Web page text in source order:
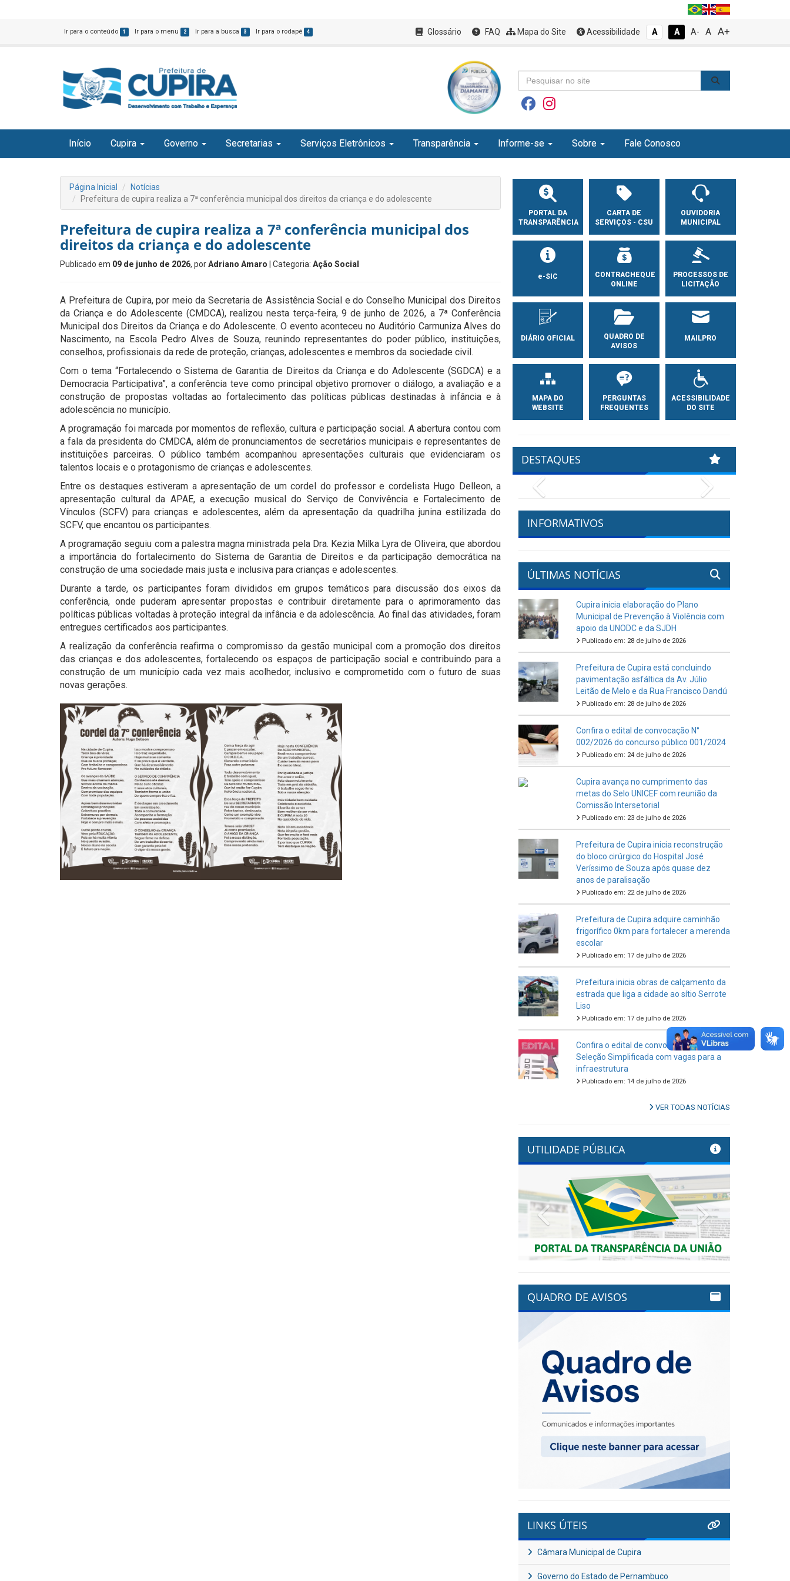
Ir para o conteúdo 1 Ir para o menu 2 Ir para a busca 3 Ir para o rodapé 4 Glossário FAQ Mapa do Site Acessibilidade A A A- A A+
Início Cupira Governo Secretarias Serviços Eletrônicos Transparência Informe-se Sobre Fale Conosco
Página Inicial
Notícias
Prefeitura de cupira realiza a 7ª conferência municipal dos direitos da criança e do adolescente
Prefeitura de cupira realiza a 7ª conferência municipal dos
direitos da criança e do adolescente
Publicado em 09 de junho de 2026, porAdriano Amaro | Categoria: Ação Social
A Prefeitura de Cupira, por meio da Secretaria de Assistência Social e do Conselho Municipal dos Direitos
da Criança e do Adolescente (CMDCA), realizou nesta terça-feira, 9 de junho de 2026, a 7ª Conferência
Municipal dos Direitos da Criança e do Adolescente. O evento aconteceu no Auditório Carmuniza Alves do
Nascimento, na Escola Pedro Alves de Souza, reunindo representantes do poder público, instituições,
conselhos, profissionais da rede de proteção, crianças, adolescentes e membros da sociedade civil.
Com o tema “Fortalecendo o Sistema de Garantia de Direitos da Criança e do Adolescente (SGDCA) e a
Democracia Participativa”, a conferência teve como principal objetivo promover o diálogo, a avaliação e a
construção de propostas voltadas ao fortalecimento das políticas públicas destinadas à infância e à
adolescência no município.
A programação foi marcada por momentos de reflexão, cultura e participação social. A abertura contou com
a fala da presidenta do CMDCA, além de pronunciamentos de secretários municipais e representantes de
instituições parceiras. O público também acompanhou apresentações culturais que evidenciaram os
talentos locais e o protagonismo de crianças e adolescentes.
Entre os destaques estiveram a apresentação de um cordel do professor e cordelista Hugo Delleon, a
apresentação cultural da APAE, a execução musical do Serviço de Convivência e Fortalecimento de
Vínculos (SCFV) para crianças e adolescentes, além da apresentação da quadrilha junina estilizada do
SCFV, que encantou os participantes.
A programação seguiu com a palestra magna ministrada pela Dra. Kezia Milka Lyra de Oliveira, que abordou
a importância do fortalecimento do Sistema de Garantia de Direitos e da participação democrática na
construção de uma sociedade mais justa e inclusiva para crianças e adolescentes.
Durante a tarde, os participantes foram divididos em grupos temáticos para discussão dos eixos da
conferência, onde puderam apresentar propostas e contribuir diretamente para o aprimoramento das
políticas públicas voltadas à proteção integral da infância e da adolescência. Ao final das atividades, foram
entregues certificados aos participantes.
A realização da conferência reafirma o compromisso da gestão municipal com a promoção dos direitos
das crianças e dos adolescentes, fortalecendo os espaços de participação social e contribuindo para a
construção de um município cada vez mais acolhedor, inclusivo e comprometido com o futuro de suas
novas gerações.
PORTAL DA
TRANSPARÊNCIA
CARTA DE
SERVIÇOS - CSU
OUVIDORIA
MUNICIPAL
e-SIC
CONTRACHEQUE
ONLINE
PROCESSOS DE
LICITAÇÃO
DIÁRIO OFICIAL
QUADRO DE
AVISOS
MAILPRO
MAPA DO
WEBSITE
PERGUNTAS
FREQUENTES
ACESSIBILIDADE
DO SITE
DESTAQUES
INFORMATIVOS
ÚLTIMAS NOTÍCIAS
Cupira inicia elaboração do Plano
Municipal de Prevenção à Violência com
apoio da UNODC e da SJDH
Publicado em: 28 de julho de 2026
Prefeitura de Cupira está concluindo
pavimentação asfáltica da Av. Júlio
Leitão de Melo e da Rua Francisco Dandú
Publicado em: 28 de julho de 2026
Confira o edital de convocação N°
002/2026 do concurso público 001/2024
Publicado em: 24 de julho de 2026
Cupira avança no cumprimento das
metas do Selo UNICEF com reunião da
Comissão Intersetorial
Publicado em: 23 de julho de 2026
Prefeitura de Cupira inicia reconstrução
do bloco cirúrgico do Hospital José
Veríssimo de Souza após quase dez
anos de paralisação
Publicado em: 22 de julho de 2026
Prefeitura de Cupira adquire caminhão
frigorífico 0km para fortalecer a merenda
escolar
Publicado em: 17 de julho de 2026
Prefeitura inicia obras de calçamento da
estrada que liga a cidade ao sítio Serrote
Liso
Publicado em: 17 de julho de 2026
Confira o edital de convocação Nº02 da
Seleção Simplificada com vagas para a
infraestrutura
Publicado em: 14 de julho de 2026
VER TODAS NOTÍCIAS
UTILIDADE PÚBLICA
Previous Next
QUADRO DE AVISOS
LINKS ÚTEIS
Câmara Municipal de Cupira
Governo do Estado de Pernambuco